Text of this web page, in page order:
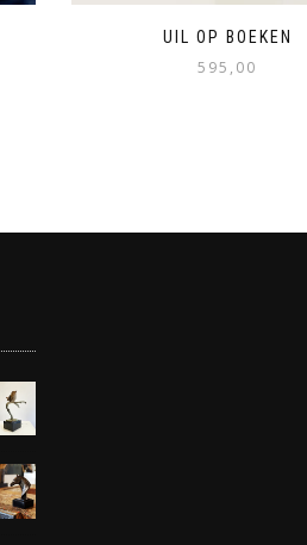
UIL OP BOEKEN
595,00